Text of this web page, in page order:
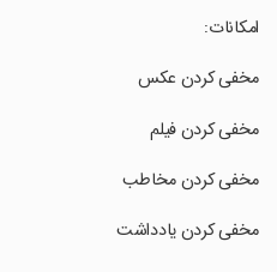
‏امکانات:
‏مخفی کردن عکس
‏مخفی کردن فیلم
‏مخفی کردن مخاطب
‏مخفی کردن یادداشت